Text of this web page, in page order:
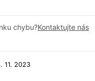
chybu?Kontaktujte nás
11. 2023